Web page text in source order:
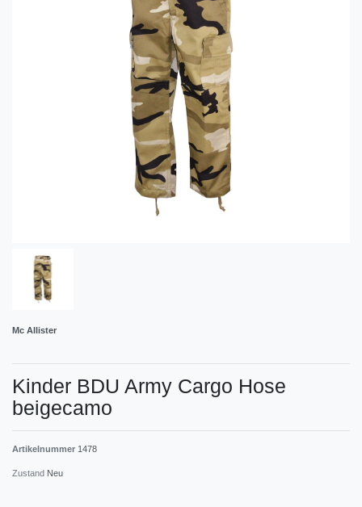
Mc Allister
Kinder BDU Army Cargo Hose
beigecamo
Artikelnummer 1478
Zustand Neu